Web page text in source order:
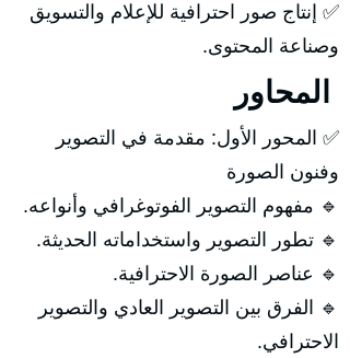
✅ إنتاج صور احترافية للإعلام والتسويق
وصناعة المحتوى.
✅ المحور الأول: مقدمة في التصوير
وفنون الصورة
🔹 مفهوم التصوير الفوتوغرافي وأنواعه.
🔹 تطور التصوير واستخداماته الحديثة.
🔹 عناصر الصورة الاحترافية.
🔹 الفرق بين التصوير العادي والتصوير
الاحترافي.